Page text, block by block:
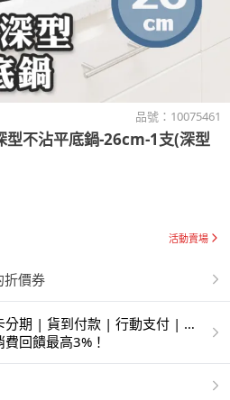
品號： 10075461
型不沾平底鍋-26cm-1支(深型
活動賣場
折價券
分期 | 貨到付款 | 行動支付 | 超
| 銀聯卡
回饋最高3%！